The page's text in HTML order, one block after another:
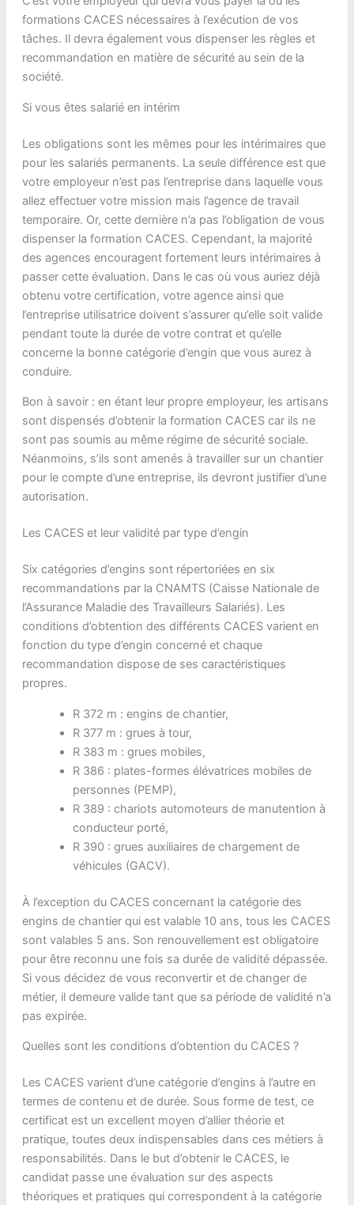
formations CACES nécessaires à l’exécution de vos
tâches. Il devra également vous dispenser les règles et
recommandation en matière de sécurité au sein de la
société.
Si vous êtes salarié en intérim
Les obligations sont les mêmes pour les intérimaires que
pour les salariés permanents. La seule différence est que
votre employeur n’est pas l’entreprise dans laquelle vous
allez effectuer votre mission mais l’agence de travail
temporaire. Or, cette dernière n’a pas l’obligation de vous
dispenser la formation CACES. Cependant, la majorité
des agences encouragent fortement leurs intérimaires à
passer cette évaluation. Dans le cas où vous auriez déjà
obtenu votre certification, votre agence ainsi que
l’entreprise utilisatrice doivent s’assurer qu’elle soit valide
pendant toute la durée de votre contrat et qu’elle
concerne la bonne catégorie d’engin que vous aurez à
conduire.
Bon à savoir : en étant leur propre employeur, les artisans
sont dispensés d’obtenir la formation CACES car ils ne
sont pas soumis au même régime de sécurité sociale.
Néanmoins, s’ils sont amenés à travailler sur un chantier
pour le compte d’une entreprise, ils devront justifier d’une
autorisation.
Les CACES et leur validité par type d’engin
Six catégories d’engins sont répertoriées en six
recommandations par la CNAMTS (Caisse Nationale de
l’Assurance Maladie des Travailleurs Salariés). Les
conditions d’obtention des différents CACES varient en
fonction du type d’engin concerné et chaque
recommandation dispose de ses caractéristiques
propres.
R 372 m : engins de chantier,
R 377 m : grues à tour,
R 383 m : grues mobiles,
R 386 : plates-formes élévatrices mobiles de
personnes (PEMP),
R 389 : chariots automoteurs de manutention à
conducteur porté,
R 390 : grues auxiliaires de chargement de
véhicules (GACV).
À l’exception du CACES concernant la catégorie des
engins de chantier qui est valable 10 ans, tous les CACES
sont valables 5 ans. Son renouvellement est obligatoire
pour être reconnu une fois sa durée de validité dépassée.
Si vous décidez de vous reconvertir et de changer de
métier, il demeure valide tant que sa période de validité n’a
pas expirée.
Quelles sont les conditions d’obtention du CACES ?
Les CACES varient d’une catégorie d’engins à l’autre en
termes de contenu et de durée. Sous forme de test, ce
certificat est un excellent moyen d’allier théorie et
pratique, toutes deux indispensables dans ces métiers à
responsabilités. Dans le but d’obtenir le CACES, le
candidat passe une évaluation sur des aspects
théoriques et pratiques qui correspondent à la catégorie